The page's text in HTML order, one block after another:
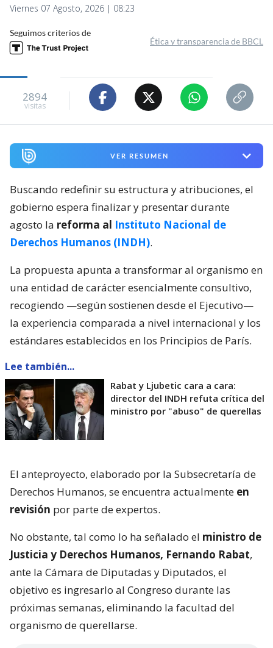
Viernes 07 Agosto, 2026 | 08:23
Seguimos criterios de
Ética y transparencia de BBCL
2894
visitas
VER RESUMEN
Buscando redefinir su estructura y atribuciones, el
gobierno espera finalizar y presentar durante
agosto la reforma al Instituto Nacional de
Derechos Humanos (INDH).
La propuesta apunta a transformar al organismo en
una entidad de carácter esencialmente consultivo,
recogiendo —según sostienen desde el Ejecutivo—
la experiencia comparada a nivel internacional y los
estándares establecidos en los Principios de París.
Lee también...
Rabat y Ljubetic cara a cara:
director del INDH refuta crítica del
ministro por "abuso" de querellas
El anteproyecto, elaborado por la Subsecretaría de
Derechos Humanos, se encuentra actualmente en
revisión por parte de expertos.
No obstante, tal como lo ha señalado el ministro de
Justicia y Derechos Humanos, Fernando Rabat,
ante la Cámara de Diputadas y Diputados, el
objetivo es ingresarlo al Congreso durante las
próximas semanas, eliminando la facultad del
organismo de querellarse.